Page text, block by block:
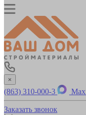
×
(863) 310-000-3 Max
Заказать звонок